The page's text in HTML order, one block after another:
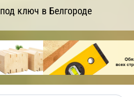
ключ в Белгороде